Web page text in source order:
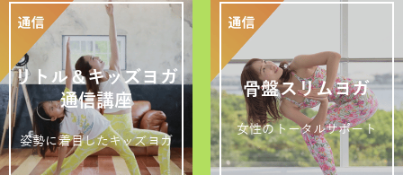
リトル＆キッズヨガ
通信講座
姿勢に着目したキッズヨガ
骨盤スリムヨガ
女性のトータルサポート